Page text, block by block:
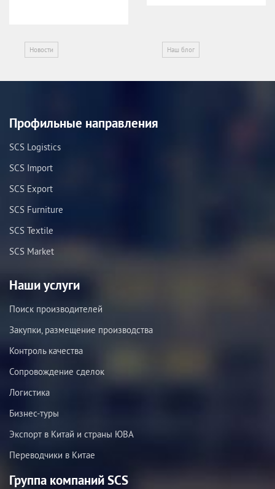
Новости Наш блог
Профильные направления
SCS Logistics
SCS Import
SCS Export
SCS Furniture
SCS Textile
SCS Market
Наши услуги
Поиск производителей
Закупки, размещение производства
Контроль качества
Сопровождение сделок
Логистика
Бизнес-туры
Экспорт в Китай и страны ЮВА
Переводчики в Китае
Группа компаний SCS